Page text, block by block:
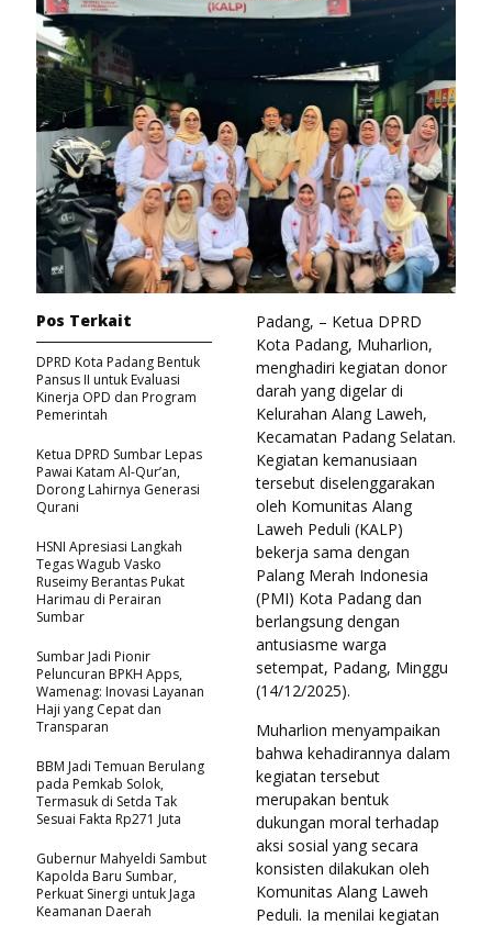
Padang, – Ketua DPRD
Kota Padang, Muharlion,
menghadiri kegiatan donor
darah yang digelar di
Kelurahan Alang Laweh,
Kecamatan Padang Selatan.
Kegiatan kemanusiaan
tersebut diselenggarakan
oleh Komunitas Alang
Laweh Peduli (KALP)
bekerja sama dengan
Palang Merah Indonesia
(PMI) Kota Padang dan
berlangsung dengan
antusiasme warga
setempat, Padang, Minggu
(14/12/2025).
Muharlion menyampaikan
bahwa kehadirannya dalam
kegiatan tersebut
merupakan bentuk
dukungan moral terhadap
aksi sosial yang secara
konsisten dilakukan oleh
Komunitas Alang Laweh
Peduli. Ia menilai kegiatan
Pos Terkait
DPRD Kota Padang Bentuk
Pansus II untuk Evaluasi
Kinerja OPD dan Program
Pemerintah
Ketua DPRD Sumbar Lepas
Pawai Katam Al-Qur’an,
Dorong Lahirnya Generasi
Qurani
HSNI Apresiasi Langkah
Tegas Wagub Vasko
Ruseimy Berantas Pukat
Harimau di Perairan
Sumbar
Sumbar Jadi Pionir
Peluncuran BPKH Apps,
Wamenag: Inovasi Layanan
Haji yang Cepat dan
Transparan
BBM Jadi Temuan Berulang
pada Pemkab Solok,
Termasuk di Setda Tak
Sesuai Fakta Rp271 Juta
Gubernur Mahyeldi Sambut
Kapolda Baru Sumbar,
Perkuat Sinergi untuk Jaga
Keamanan Daerah